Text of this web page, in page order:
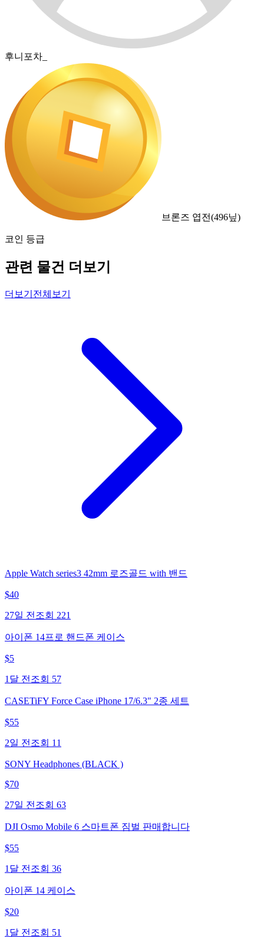
후니포차_
브론즈 엽전(496닢)
코인 등급
관련 물건 더보기
더보기 전체보기
Apple Watch series3 42mm 로즈골드 with 밴드
$40
27일 전 조회 221
아이폰 14프로 핸드폰 케이스
$5
1달 전 조회 57
CASETiFY Force Case iPhone 17/6.3" 2종 세트
$55
2일 전 조회 11
SONY Headphones (BLACK )
$70
27일 전 조회 63
DJI Osmo Mobile 6 스마트폰 짐벌 판매합니다
$55
1달 전 조회 36
아이폰 14 케이스
$20
1달 전 조회 51